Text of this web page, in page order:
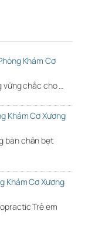
Khám Cơ
vững chắc cho …
Khám Cơ Xương
bàn chân bẹt
Khám Cơ Xương
Trẻ em